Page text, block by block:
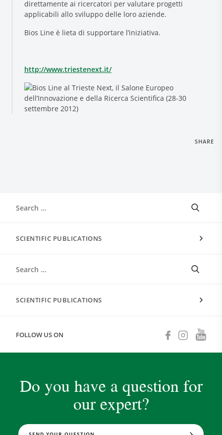
direttamente ai ricercatori per valutare progetti
applicabili allo sviluppo delle loro aziende.
Bios Line è lieta di supportare l’iniziativa.
http://www.triestenext.it/
SHARE
SCIENTIFIC PUBLICATIONS
SCIENTIFIC PUBLICATIONS
FOLLOW US ON
Do you have a question for
our expert?